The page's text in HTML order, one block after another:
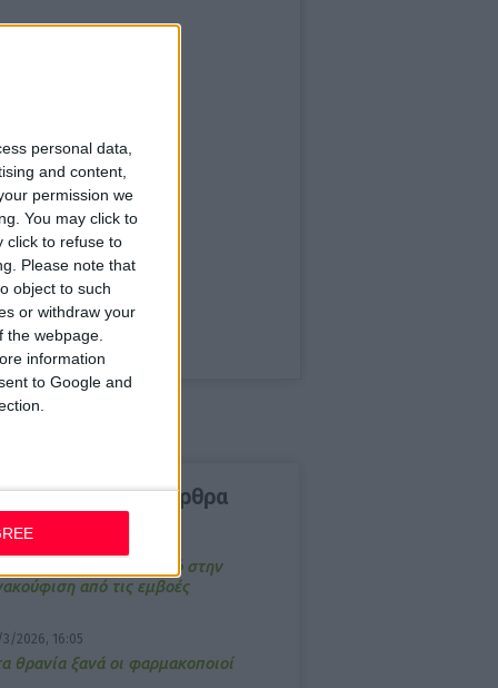
personal data,
and content,
permission we
You may click to
click to refuse to
Please note that
object to such
or withdraw your
webpage.
information
to Google and
δημοφιλέστερα άρθρα
2026, 17:25
Αποτελεσματικό στην
από τις εμβοές
3/2026, 16:05
θρανία ξανά οι φαρμακοποιοί